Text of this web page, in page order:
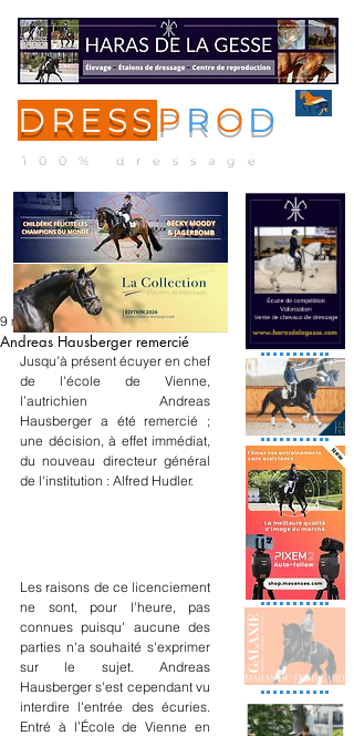
DRESS P R O D
100% dressage
Andreas Hausberger remercié
9 mars 2023
Jusqu'à présent écuyer en chef
de l'école de Vienne,
l’autrichien Andreas
Hausberger a été remercié ;
une décision, à effet immédiat,
du nouveau directeur général
de l'institution : Alfred Hudler.
Les raisons de ce licenciement
ne sont, pour l'heure, pas
connues puisqu' aucune des
parties n'a souhaité s'exprimer
sur le sujet. Andreas
Hausberger s'est cependant vu
interdire l'entrée des écuries.
Entré à l’École de Vienne en